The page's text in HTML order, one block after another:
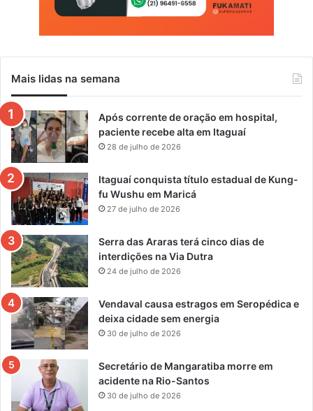
Mais lidas na semana
Após corrente de oração em hospital,
paciente recebe alta em Itaguaí
28 de julho de 2026
Itaguaí conquista título estadual de Kung-
fu Wushu em Maricá
27 de julho de 2026
Serra das Araras terá cinco dias de
interdições na Via Dutra
24 de julho de 2026
Vendaval causa estragos em Seropédica e
deixa cidade sem energia
30 de julho de 2026
Secretário de Mangaratiba morre em
acidente na Rio-Santos
30 de julho de 2026